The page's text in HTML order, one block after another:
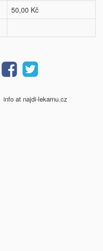
50,00 Kč
info at najdi-lekarnu.cz